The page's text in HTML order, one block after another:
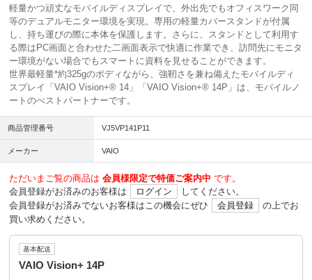
軽量かつ頑丈なモバイルディスプレイで、外出先でもオフィスワーク同
等のデュアルモニター環境を実現。専用の軽量カバースタンドが付属
し、持ち運びの際に本体を保護します。さらに、スタンドとして利用す
る際はPC画面と合わせた二画面表示で快適に作業でき、訪問先にモニタ
ー環境がない場合でもスマートに資料を見せることができます。
世界最軽量*約325gのボディながら、強靭さを兼ね備えたモバイルディ
スプレイ「VAIO Vision+® 14」「VAIO Vision+® 14P」は、モバイルノ
ートのべストパートナーです。
商品管理番号 VJ5VP141P11
メーカー VAIO
ただいまご覧の商品は 会員様限定で特価ご案内中 です。
会員登録がお済みのお客様は
ログイン
してください。
会員登録がお済みでないお客様はこの機会にぜひ
会員登録
の上でお
買い求めください。
基本配送
VAIO Vision+ 14P